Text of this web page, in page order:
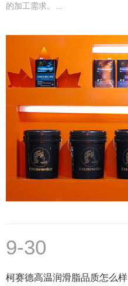
的加工需求。…
9-30
柯赛德高温润滑脂品质怎么样